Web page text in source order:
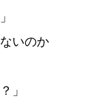
いのか
」